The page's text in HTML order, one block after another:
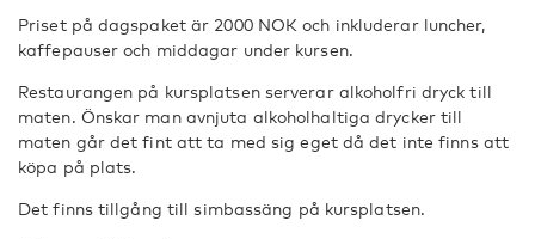
Priset på dagspaket är 2000 NOK och inkluderar luncher,
kaffepauser och middagar under kursen.
Restaurangen på kursplatsen serverar alkoholfri dryck till
maten. Önskar man avnjuta alkoholhaltiga drycker till
maten går det fint att ta med sig eget då det inte finns att
köpa på plats.
Det finns tillgång till simbassäng på kursplatsen.